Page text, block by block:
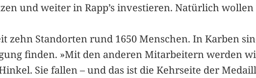
und weiter in Rapp’s investieren. Natürlich
zehn Standorten rund 1650 Menschen. In Karben
finden. »Mit den anderen Mitarbeitern werden
Sie fallen – und das ist die Kehrseite der